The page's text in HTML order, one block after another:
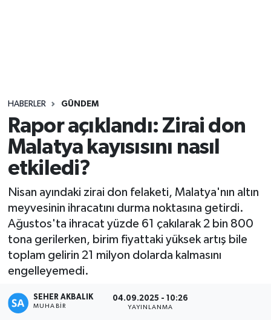
HABERLER GÜNDEM
Rapor açıklandı: Zirai don
Malatya kayısısını nasıl
etkiledi?
Nisan ayındaki zirai don felaketi, Malatya'nın altın
meyvesinin ihracatını durma noktasına getirdi.
Ağustos'ta ihracat yüzde 61 çakılarak 2 bin 800
tona gerilerken, birim fiyattaki yüksek artış bile
toplam gelirin 21 milyon dolarda kalmasını
engelleyemedi.
SEHER AKBALIK
MUHABIR
04.09.2025 - 10:26
YAYINLANMA
Yaşam